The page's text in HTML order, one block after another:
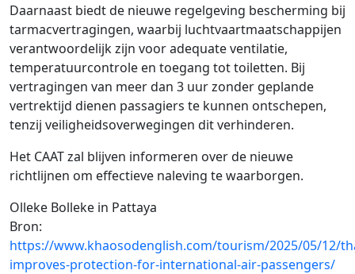
Daarnaast biedt de nieuwe regelgeving bescherming bij
tarmacvertragingen, waarbij luchtvaartmaatschappijen
verantwoordelijk zijn voor adequate ventilatie,
temperatuurcontrole en toegang tot toiletten. Bij
vertragingen van meer dan 3 uur zonder geplande
vertrektijd dienen passagiers te kunnen ontschepen,
tenzij veiligheidsoverwegingen dit verhinderen.
Het CAAT zal blijven informeren over de nieuwe
richtlijnen om effectieve naleving te waarborgen.
Olleke Bolleke in Pattaya
Bron:
https://www.khaosodenglish.com/tourism/2025/05/12/
improves-protection-for-international-air-passengers/